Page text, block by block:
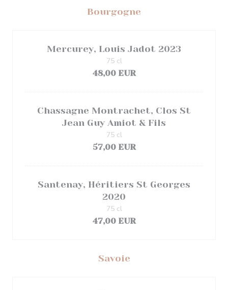
Bourgogne
Mercurey, Louis Jadot 2023
48,00 EUR
75 cl
Chassagne Montrachet, Clos St
Jean Guy Amiot & Fils
57,00 EUR
75 cl
Santenay, Héritiers St Georges
2020
47,00 EUR
75 cl
Savoie